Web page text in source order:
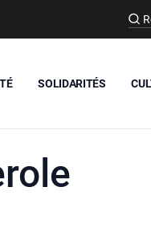
SOLIDARITÉS